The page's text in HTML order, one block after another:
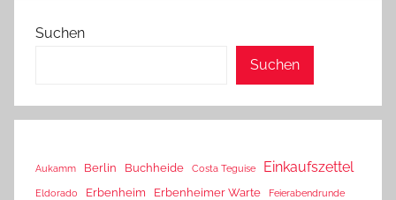
Suchen
Suchen
Aukamm Berlin Buchheide Costa Teguise Einkaufszettel
Eldorado Erbenheim Erbenheimer Warte Feierabendrunde